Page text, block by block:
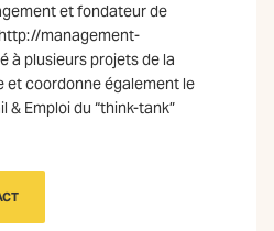
et fondateur de
management-
à plusieurs projets de la
et coordonne également le
& Emploi du “think-tank”